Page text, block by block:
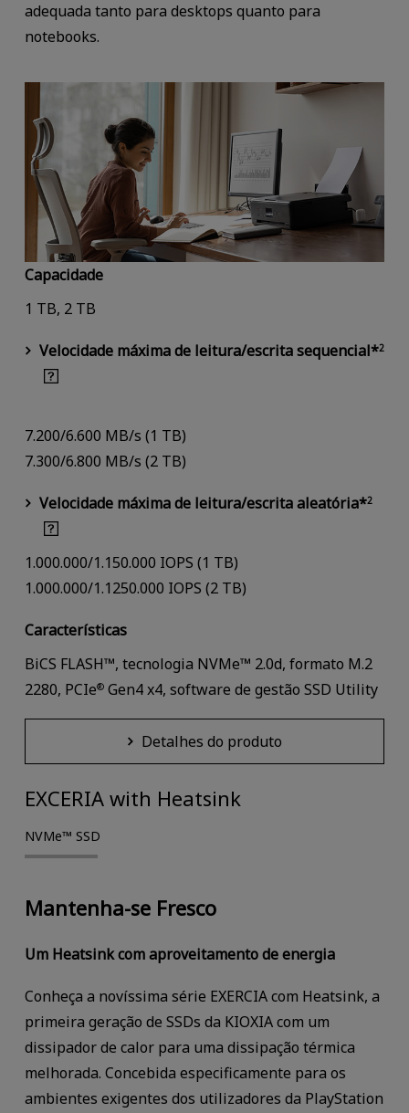
adequada tanto para desktops quanto para
notebooks.
Capacidade
1 TB, 2 TB
Velocidade máxima de leitura/escrita sequencial*2
7.200/6.600 MB/s (1 TB)
7.300/6.800 MB/s (2 TB)
Velocidade máxima de leitura/escrita aleatória*2
1.000.000/1.150.000 IOPS (1 TB)
1.000.000/1.1250.000 IOPS (2 TB)
Características
BiCS FLASH™, tecnologia NVMe™ 2.0d, formato M.2
2280, PCIe®Gen4 x4, software de gestão SSD Utility
Detalhes do produto
EXCERIA with Heatsink
NVMe™ SSD
Mantenha-se Fresco
Um Heatsink com aproveitamento de energia
Conheça a novíssima série EXERCIA com Heatsink, a
primeira geração de SSDs da KIOXIA com um
dissipador de calor para uma dissipação térmica
melhorada. Concebida especificamente para os
ambientes exigentes dos utilizadores da PlayStation